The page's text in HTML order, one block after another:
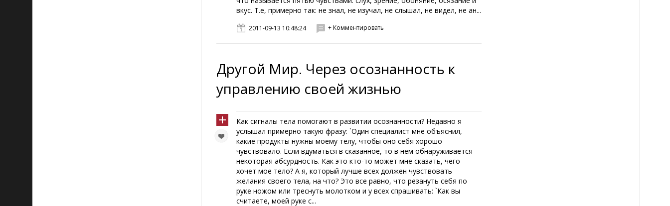
вкус. Т.е, примерно так: не знал, не изучал, не слышал, не видел, не ан...
2011-09-13 10:48:24 + Комментировать
Другой Мир. Через осознанность к
управлению своей жизнью
Как сигналы тела помогают в развитии осознанности? Недавно я
услышал примерно такую фразу: `Один специалист мне объяснил,
какие продукты нужны моему телу, чтобы оно себя хорошо
чувствовало. Если вдуматься в сказанное, то в нем обнаруживается
некоторая абсурдность. Как это кто-то может мне сказать, чего
хочет мое тело? А я, который лучше всех должен чувствовать
желания своего тела, на что? Это все равно, что резануть себя по
руке ножом или треснуть молотком и у всех спрашивать: `Как вы
считаете, моей руке с...